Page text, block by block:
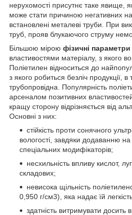
нерухомості присутнє таке явище,
може стати причиною негативних
встановлені металеві труби. При
труб, прояв блукаючого струму
Більшою мірою фізичні параметри
властивостями матеріалу, з якого
Поліетилен відноситься до
з якого робиться безліч продукції, в
трубопровідна. Популярність
арсеналом позитивних
кращу сторону відрізняється від
Основні з них:
стійкість проти сонячного
вологості, завдяки додаванню на
спеціальних модифікаторів;
несхильність впливу кислот,
складових;
невисока щільність
0,950 г/см3), яка надає їй
здатність витримувати досить